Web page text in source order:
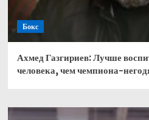
Бокс
Ахмед Газгириев: Лучше
человека, чем чемпиона-